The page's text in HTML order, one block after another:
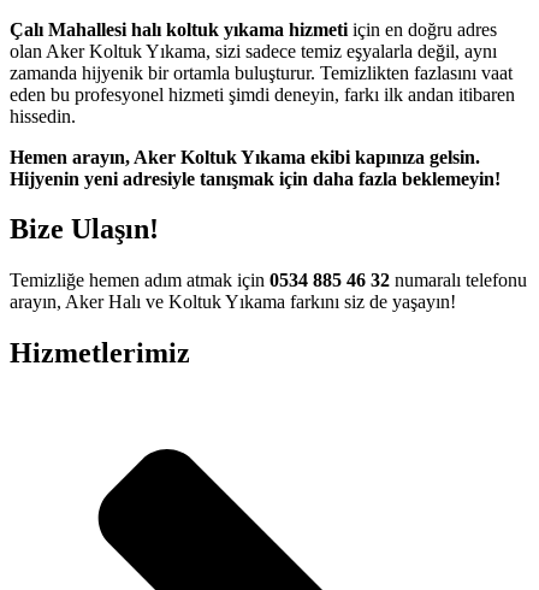
güncel adres
giriş
giriş
giriş
giriş
Çalı Mahallesi halı koltuk yıkama hizmeti için en doğru adres
olan Aker Koltuk Yıkama, sizi sadece temiz eşyalarla değil, aynı
zamanda hijyenik bir ortamla buluşturur. Temizlikten fazlasını vaat
eden bu profesyonel hizmeti şimdi deneyin, farkı ilk andan itibaren
hissedin.
Hemen arayın, Aker Koltuk Yıkama ekibi kapınıza gelsin.
Hijyenin yeni adresiyle tanışmak için daha fazla beklemeyin!
Bize Ulaşın!
Temizliğe hemen adım atmak için 0534 885 46 32 numaralı telefonu
arayın, Aker Halı ve Koltuk Yıkama farkını siz de yaşayın!
Hizmetlerimiz